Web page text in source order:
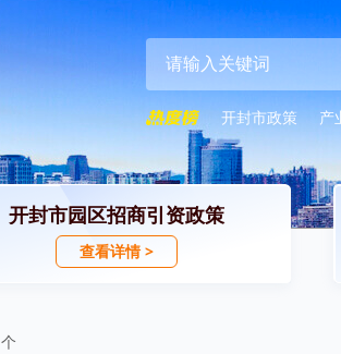
开封市政策 产
开封市园区招商引资政策
查看详情 >
个